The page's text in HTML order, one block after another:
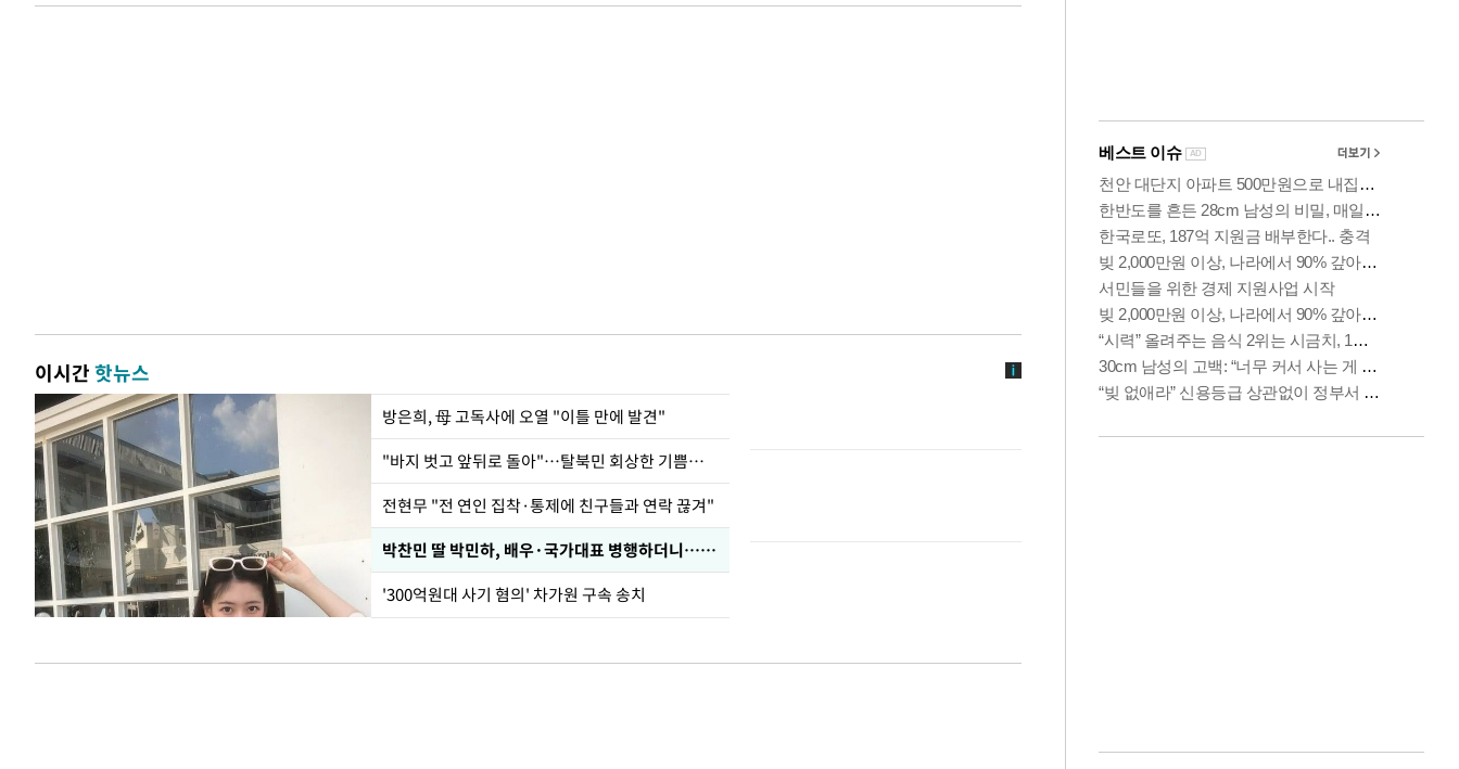
이시간핫뉴스
방은희, 母 고독사에 오열 "이틀 만에 발견"
"바지 벗고 앞뒤로 돌아"…탈북민 회상한 기쁨조 검사
전현무 "전 연인 집착·통제에 친구들과 연락 끊겨"
박찬민 딸 박민하, 배우·국가대표 병행하더니…근황이
'300억원대 사기 혐의' 차가원 구속 송치